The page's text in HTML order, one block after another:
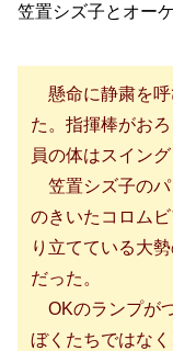
笠置シズ子とオー
懸命に静粛を
た。指揮棒がお
員の体はスイン
笠置シズ子のパ
のきいたコロム
り立てている大
だった。
OKのランプが
ぼくたちではな